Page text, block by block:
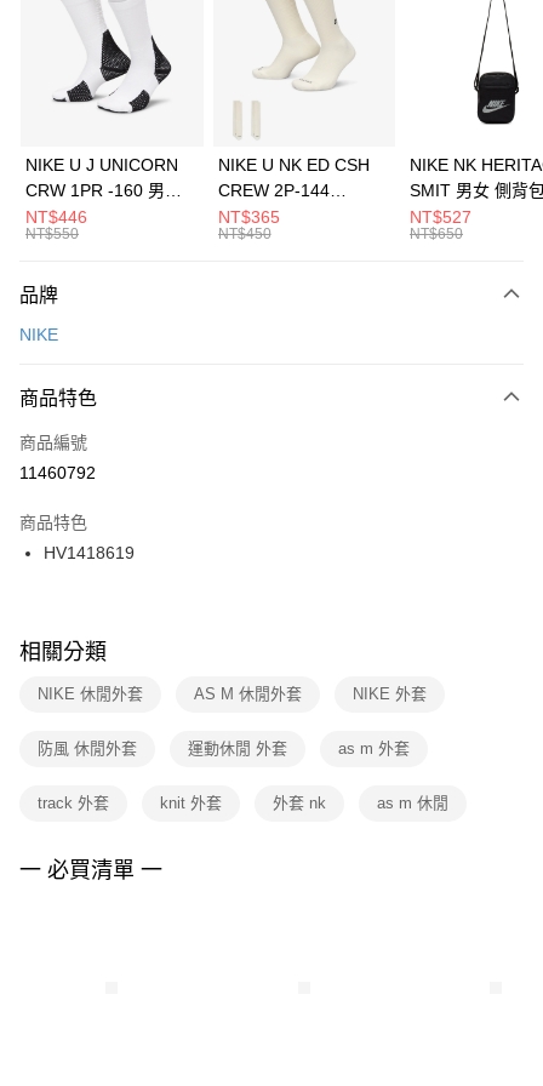
3 期 0 利率 每期 21家銀行
合作金庫商業銀行
第一商業銀行
華南商業銀行
彰化商業銀行
上海商業儲蓄銀行
元大商業銀行
台灣樂天信用卡公司
Apple Pay
全盈+PAY
AFTEE先享後付
【關於「AFTEE先享後付」】
便利好安心！
３．安心：先確認商品／服務後，再付款。
【「AFTEE先享後付」結帳流程】
１．於結帳方式選擇「AFTEE先享後付」後，將跳轉至「AFTEE先享後付」
２．訂單成立數日內，您將收到繳費通知簡訊。
３．收到繳費通知簡訊後14天內，點擊此簡訊中的連結，可透過四大超商／
ATM／網路銀行／等多元方式進行付款，方視為交易完成。
※ 交易是否成功請以「AFTEE先享後付 」之結帳頁面顯示為準，若有關於
是否繳費成功／繳費後需取消欲退款等相關疑問，請聯繫「AFTEE先享後付
客戶支援中心」https://netprotections.freshdesk.com/support/home
１．透過由恩沛科技股份有限公司提供之「AFTEE先享後付」服務完成之交
權轉讓予恩沛科技股份有限公司。
３．未成年的使用者請事先徵得法定代理人或監護人之同意方可使用
「AFTEE先享後付」，若未經同意申辦者引起之損失，本公司不負相關責
運送方式
每筆NT$100，滿NT$1,500(含以上)免運費
宅配
每筆NT$100，滿NT$1,500(含以上)免運費
付款後門市自取
每筆NT$100，滿NT$1,500(含以上)免運費
NIKE U J UNICORN
CRW 1PR -160 男女
中統襪 FZ3393100
NT$446
NT$550
NIKE U NK ED CSH
CREW 2P-144
EMBRDY 男女 短統襪
FZ3073133
NT$365
NT$450
NIKE NK
SMIT 男女 側背
BA5871010
NT$527
NT$650
品牌
NIKE
商品特色
商品編號
11460792
商品特色
HV1418619
相關分類
NIKE 休閒外套 AS M 休閒外套 NIKE 外套
防風 休閒外套 運動休閒 外套 as m 外套
track 外套 knit 外套 外套 nk as m 休閒
一 必買清單 一